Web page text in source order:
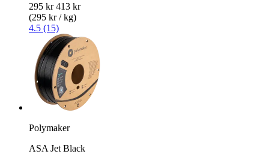
295 kr 413 kr
(295 kr / kg)
4.5 (15)
Polymaker
ASA Jet Black